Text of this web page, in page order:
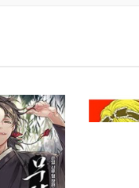
22/11/2025
22/11/2025